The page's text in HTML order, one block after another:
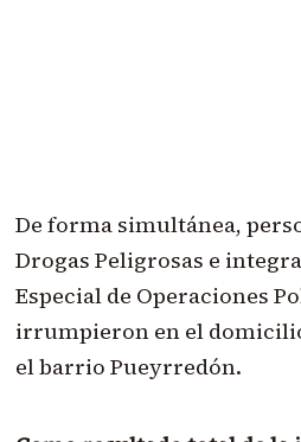
De forma simultánea,
Drogas Peligrosas e
Especial de Operaciones
irrumpieron en el
el barrio Pueyrredón.